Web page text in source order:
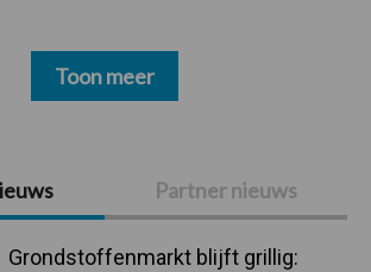
Partner nieuws
Grondstoffenmarkt blijft grillig:
Toon meer